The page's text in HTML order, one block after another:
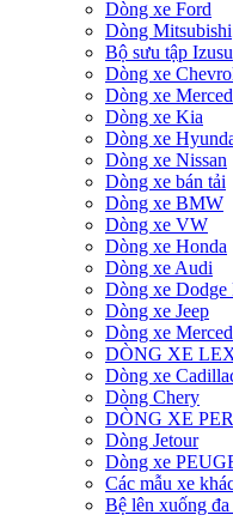
Dòng xe Ford
Dòng Mitsubishi
Bộ sưu tập Izusu
Dòng xe
Dòng xe
Dòng xe Kia
Dòng xe
Dòng xe Nissan
Dòng xe bán tải
Dòng xe BMW
Dòng xe VW
Dòng xe Honda
Dòng xe Audi
Dòng xe Dodge
Dòng xe Jeep
Dòng xe
DÒNG XE
Dòng xe
Dòng Chery
DÒNG XE
Dòng Jetour
Dòng xe
Các mẫu xe
Bệ lên xuống đa